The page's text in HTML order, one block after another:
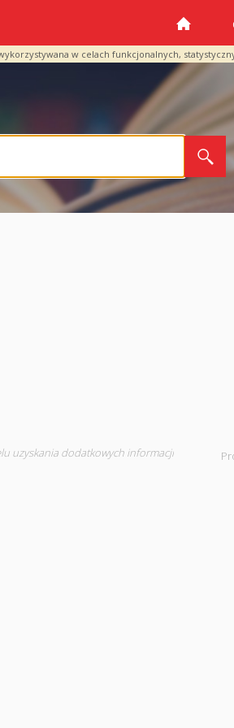
w celach funkcjonalnych,
uzyskania dodatkowych informacji